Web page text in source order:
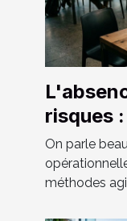
risques
de
On parle
méthodes